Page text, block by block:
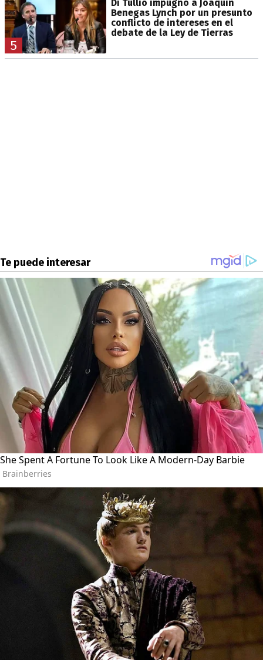
5
Di Tullio impugnó a Joaquín
Benegas Lynch por un presunto
conflicto de intereses en el
debate de la Ley de Tierras